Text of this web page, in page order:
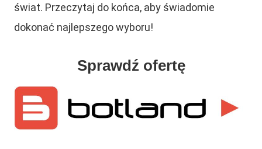
świat. Przeczytaj do końca, aby świadomie
dokonać najlepszego wyboru!
Sprawdź ofertę